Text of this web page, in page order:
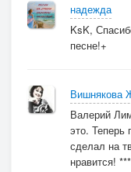
надежда
KsK,
песне!+
Вишнякова
Валерий
это. Теперь
сделал на
нравится! ***